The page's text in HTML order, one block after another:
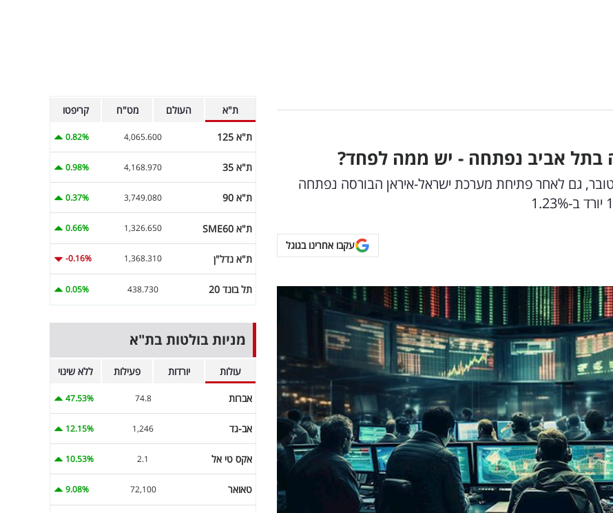
בתל אביב נפתחה - יש ממה לפחד?
גם לאחר פתיחת מערכת ישראל-איראן הבורסה נפתחה
עקבו אחרינו בגוגל
ת"א העולם מט"ח קריפטו
ת"א 125 4,065.600
0.82%
ת"א 35 4,168.970
0.98%
ת"א 90 3,749.080
0.37%
ת"א SME60 1,326.650
0.66%
ת"א נדל"ן 1,368.310
-0.16%
תל בונד 20 438.730
0.05%
מניות בולטות בת"א
עולות יורדות פעילות ללא שינוי
אברות 74.8
47.53%
אב-גד 1,246
12.15%
אקס טי אל 2.1
10.53%
טאואר 72,100
9.08%